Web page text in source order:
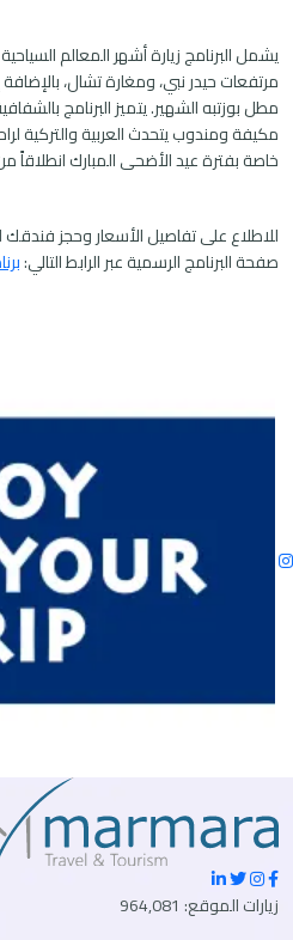
يشمل البرنامج زيارة أشهر المعالم
مرتفعات حيدر نبي، ومغارة تشال،
مطل بوزتبه الشهير. يتميز البرنامج
مكيفة ومندوب يتحدث العربية والتركية
خاصة بفترة عيد الأضحى المبارك انطلاقاً من تاريخ 27
للاطلاع على تفاصيل الأسعار وحجز
صفحة البرنامج الرسمية عبر الرابط التالي:
زيارات الموقع: 964,081